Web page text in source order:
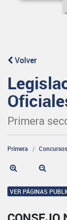
Volver
Primera
Primera
VER PÁGINAS